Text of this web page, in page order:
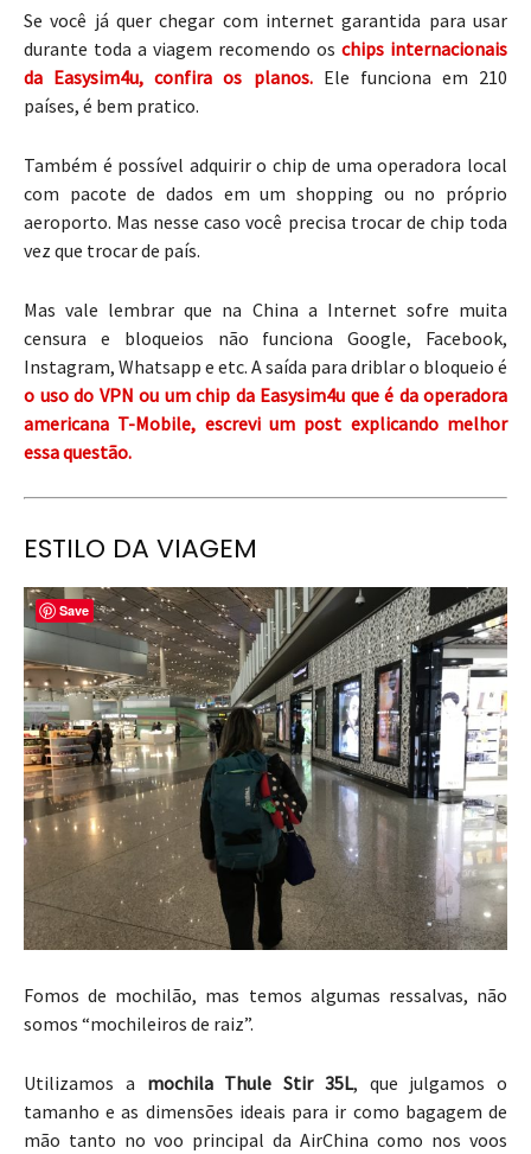
Se você já quer chegar com internet garantida para usar
durante toda a viagem recomendo os chips internacionais
da Easysim4u, confira os planos.Ele funciona em 210
países, é bem pratico.
Também é possível adquirir o chip de uma operadora local
com pacote de dados em um shopping ou no próprio
aeroporto. Mas nesse caso você precisa trocar de chip toda
vez que trocar de país.
Mas vale lembrar que na China a Internet sofre muita
censura e bloqueios não funciona Google, Facebook,
Instagram, Whatsapp e etc. A saída para driblar o bloqueio é
o uso do VPN ou um chip da Easysim4u que é da operadora
americana T-Mobile, escrevi um post explicando melhor
essa questão.
ESTILO DA VIAGEM
Fomos de mochilão, mas temos algumas ressalvas, não
somos “mochileiros de raiz”.
Utilizamos a mochila Thule Stir 35L, que julgamos o
tamanho e as dimensões ideais para ir como bagagem de
mão tanto no voo principal da AirChina como nos voos
Save